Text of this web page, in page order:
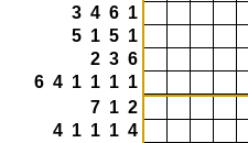
3 4 6 1
5 1 5 1
2 3 6
6 4 1 1 1 1
7 1 2
4 1 1 1 4